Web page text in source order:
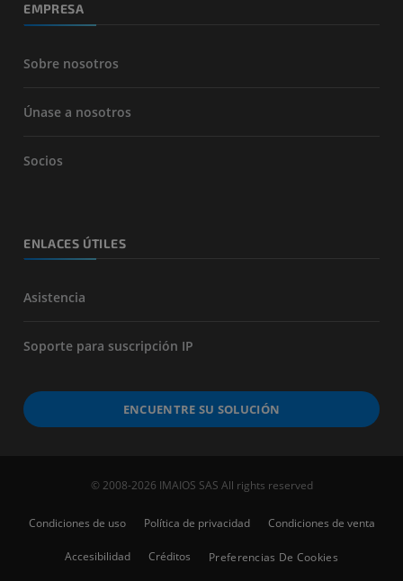
EMPRESA
Sobre nosotros
Únase a nosotros
Socios
ENLACES ÚTILES
Asistencia
Soporte para suscripción IP
ENCUENTRE SU SOLUCIÓN
© 2008-2026 IMAIOS SAS All rights reserved
Condiciones de uso Política de privacidad Condiciones de venta
Accesibilidad Créditos Preferencias De Cookies